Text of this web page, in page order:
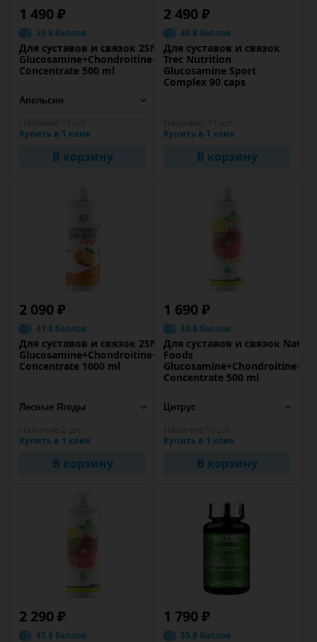
1 490 ₽
29.8 баллов
Для суставов и связок 2SN
Glucosamine+Chondroitine+MSM
Concentrate 500 ml
Купить в 1 клик
В корзину
2 490 ₽
49.8 баллов
Для суставов и связок
Trec Nutrition
Glucosamine Sport
Complex 90 caps
Купить в 1 клик
В корзину
2 090 ₽
41.8 баллов
Для суставов и связок 2SN
Glucosamine+Chondroitine+MSM
Concentrate 1000 ml
Купить в 1 клик
В корзину
1 690 ₽
33.8 баллов
Для суставов и связок Nature
Foods
Concentrate 500 ml
Купить в 1 клик
В корзину
2 290 ₽
45.8 баллов
1 790 ₽
35.8 баллов